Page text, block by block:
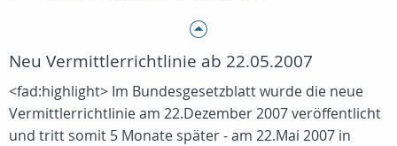
Neu Vermittlerrichtlinie ab 22.05.2007
<fad:highlight> Im Bundesgesetzblatt wurde die neue
Vermittlerrichtlinie am 22.Dezember 2007 veröffentlicht
und tritt somit 5 Monate später - am 22.Mai 2007 in